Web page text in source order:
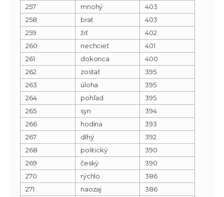
257
mnohý
403
258
brat
403
259
žiť
402
260
nechcieť
401
261
dokonca
400
262
zostať
395
263
úloha
395
264
pohľad
395
265
syn
394
266
hodina
393
267
dlhý
392
268
politický
390
269
český
390
270
rýchlo
386
271
naozaj
386